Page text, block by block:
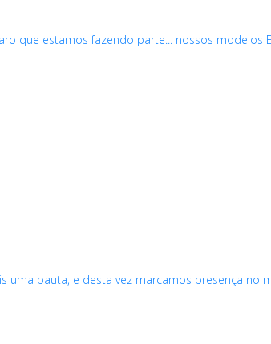
que estamos fazendo parte... nossos modelos
uma pauta, e desta vez marcamos presença no